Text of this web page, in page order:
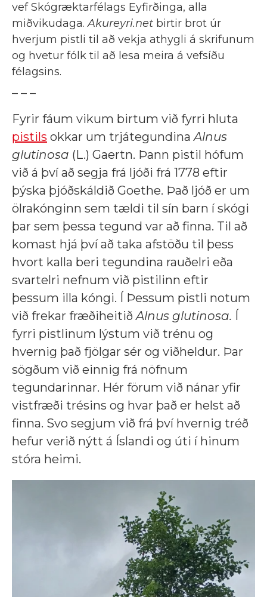
vef Skógræktarfélags Eyfirðinga, alla
miðvikudaga.Akureyri.net birtir brot úr
hverjum pistli til að vekja athygli á skrifunum
og hvetur fólk til að lesa meira á vefsíðu
félagsins.
Fyrir fáum vikum birtum við fyrri hluta
pistils okkar um trjátegundinaAlnus
glutinosa (L.) Gaertn. Þann pistil hófum
við á því að segja frá ljóði frá 1778 eftir
þýska þjóðskáldið Goethe. Það ljóð er um
ölrakónginn sem tældi til sín barn í skógi
þar sem þessa tegund var að finna. Til að
komast hjá því að taka afstöðu til þess
hvort kalla beri tegundina rauðelri eða
svartelri nefnum við pistilinn eftir
þessum illa kóngi. Í Þessum pistli notum
við frekar fræðiheitiðAlnus glutinosa. Í
fyrri pistlinum lýstum við trénu og
hvernig það fjölgar sér og viðheldur. Þar
sögðum við einnig frá nöfnum
tegundarinnar. Hér förum við nánar yfir
vistfræði trésins og hvar það er helst að
finna. Svo segjum við frá því hvernig tréð
hefur verið nýtt á Íslandi og úti í hinum
stóra heimi.